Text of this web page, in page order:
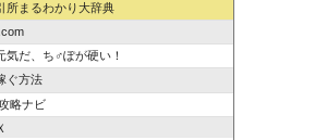
所まるわかり大辞典
気だ、ち♂ぽが硬い！
ぐ方法
略ナビ